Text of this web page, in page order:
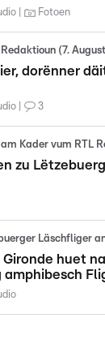
Fotoen
Redaktioun (7.
dorënner
3
Kader vum RTL
zu
Läschfliger
Gironde huet